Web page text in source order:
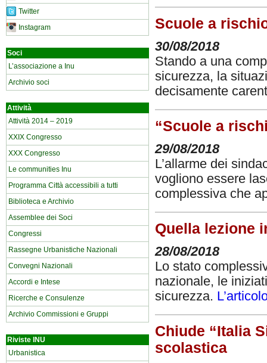
Twitter
Instagram
Soci
L’associazione a Inu
Archivio soci
Attività
Attività 2014 – 2019
XXIX Congresso
XXX Congresso
Le communities Inu
Programma Città accessibili a tutti
Biblioteca e Archivio
Assemblee dei Soci
Congressi
Rassegne Urbanistiche Nazionali
Convegni Nazionali
Accordi e Intese
Ricerche e Consulenze
Archivio Commissioni e Gruppi
Riviste INU
Urbanistica
Scuole a
30/08/2018
Stando a una
sicurezza, la
decisamente
“Scuole a
29/08/2018
L’allarme dei
vogliono essere
complessiva che
Quella lezione
28/08/2018
Lo stato
nazionale, le
sicurezza.
Chiude “Italia
scolastica